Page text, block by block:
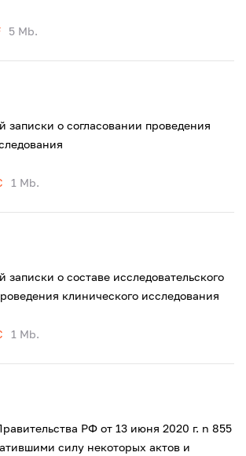
5 Mb.
о согласовании проведения
1 Mb.
о составе исследовательского
клинического исследования
1 Mb.
РФ от 13 июня 2020 г. n 855
силу некоторых актов и